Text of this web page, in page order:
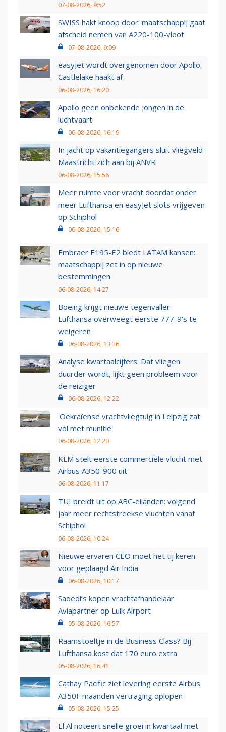
07-08-2026, 9:52
SWISS hakt knoop door: maatschappij gaat
afscheid nemen van A220-100-vloot
07-08-2026, 9:09
easyJet wordt overgenomen door Apollo,
Castlelake haakt af
06-08-2026, 16:20
Apollo geen onbekende jongen in de
luchtvaart
06-08-2026, 16:19
In jacht op vakantiegangers sluit vliegveld
Maastricht zich aan bij ANVR
06-08-2026, 15:56
Meer ruimte voor vracht doordat onder
meer Lufthansa en easyJet slots vrijgeven
op Schiphol
06-08-2026, 15:16
Embraer E195-E2 biedt LATAM kansen:
maatschappij zet in op nieuwe
bestemmingen
06-08-2026, 14:27
Boeing krijgt nieuwe tegenvaller:
Lufthansa overweegt eerste 777-9’s te
weigeren
06-08-2026, 13:36
Analyse kwartaalcijfers: Dat vliegen
duurder wordt, lijkt geen probleem voor
de reiziger
06-08-2026, 12:22
'Oekraïense vrachtvliegtuig in Leipzig zat
vol met munitie'
06-08-2026, 12:20
KLM stelt eerste commerciële vlucht met
Airbus A350-900 uit
06-08-2026, 11:17
TUI breidt uit op ABC-eilanden: volgend
jaar meer rechtstreekse vluchten vanaf
Schiphol
06-08-2026, 10:24
Nieuwe ervaren CEO moet het tij keren
voor geplaagd Air India
06-08-2026, 10:17
Saoedi’s kopen vrachtafhandelaar
Aviapartner op Luik Airport
05-08-2026, 16:57
Raamstoeltje in de Business Class? Bij
Lufthansa kost dat 170 euro extra
05-08-2026, 16:41
Cathay Pacific ziet levering eerste Airbus
A350F maanden vertraging oplopen
05-08-2026, 15:25
El Al noteert snelle groei in kwartaal met